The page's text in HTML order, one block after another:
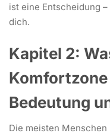
ist eine Entscheidung
dich.
Kapitel 2:
Bedeutung
Die meisten